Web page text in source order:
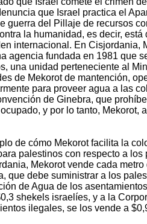
que Israel practica el
guerra del Pillaje de recursos
la humanidad, es decir,
internacional. En Cisjordania,
agencia fundada en 1981 que
una unidad perteneciente al
de Mekorot de mantención,
para proveer agua a las
de Ginebra, que
y por lo tanto, Mekorot,
de cómo Mekorot facilita la
palestinos con respecto a
Mekorot vende cada
que debe suministrar a los
de Agua de los
shekels israelíes, y a la
ilegales, se los vende a